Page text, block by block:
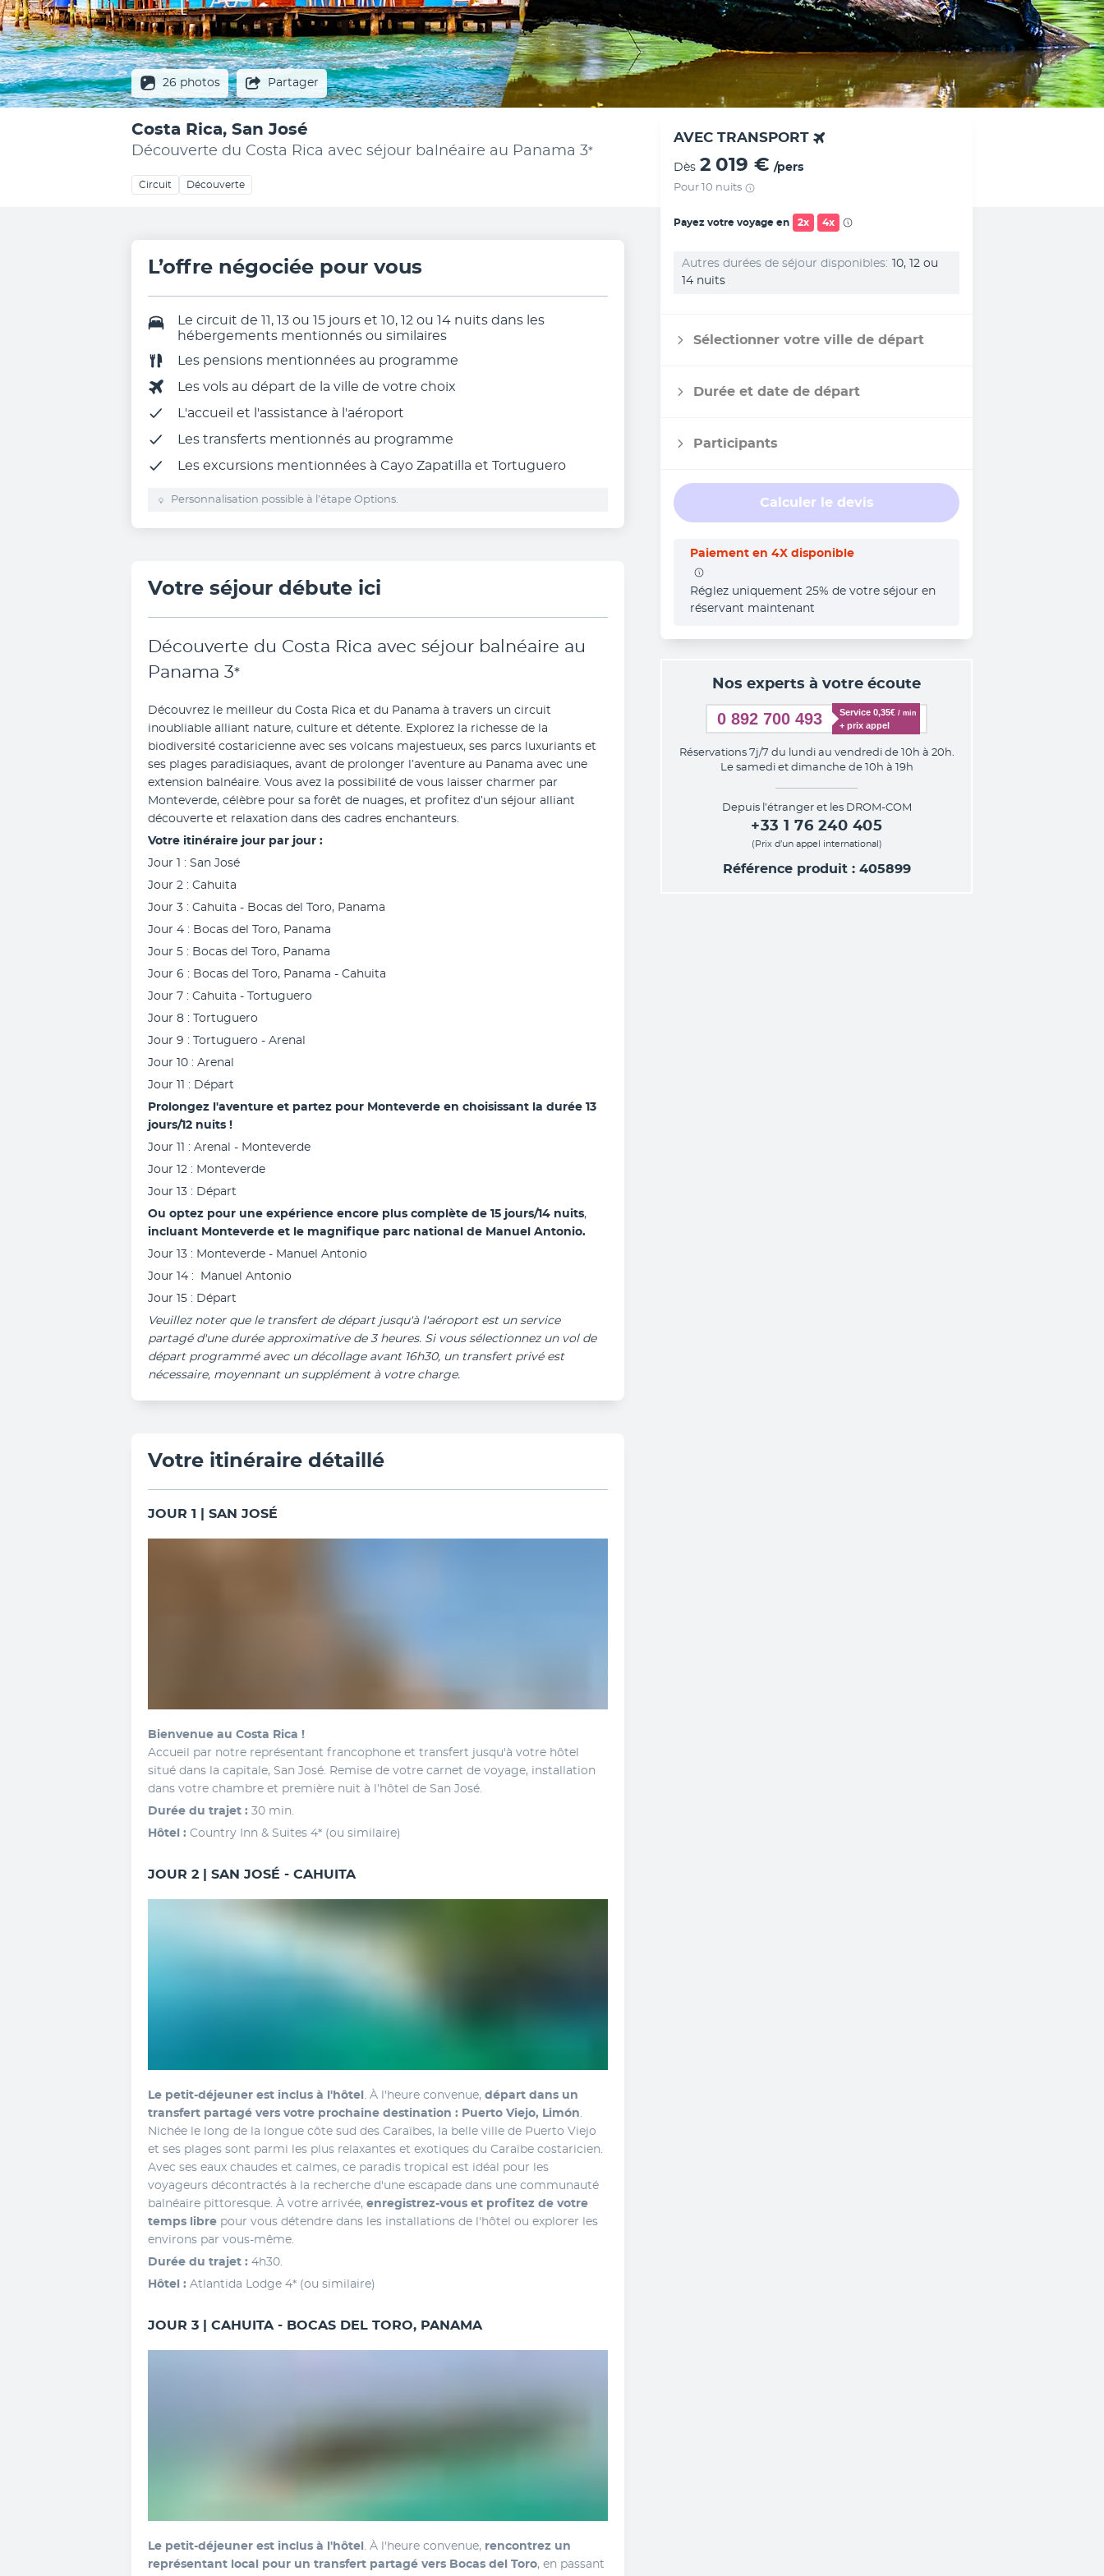
26 photos Partager
Costa Rica, San José
Découverte du Costa Rica avec séjour balnéaire au Panama 3*
Circuit Découverte
AVEC TRANSPORT
Dès 2 019 € /pers
Pour 10 nuits
Payez votre voyage en 2x 4x
Autres durées de séjour disponibles
10, 12 ou
14 nuits
Sélectionner votre ville de départ
Durée et date de départ
Participants
Calculer le devis
Paiement en 4X disponible
Réglez uniquement 25% de votre séjour en
réservant maintenant
Nos experts à votre écoute
0 892 700 493 Service 0,35€ / min
+ prix appel
Réservations 7j/7 du lundi au vendredi de 10h à 20h.
Le samedi et dimanche de 10h à 19h
Depuis l’étranger et les DROM-COM
+33 1 76 240 405
(Prix d’un appel international)
Référence produit : 405899
L’offre négociée pour vous
Le circuit de 11, 13 ou 15 jours et 10, 12 ou 14 nuits dans les
hébergements mentionnés ou similaires
Les pensions mentionnées au programme
Les vols au départ de la ville de votre choix
L'accueil et l'assistance à l'aéroport
Les transferts mentionnés au programme
Les excursions mentionnées à Cayo Zapatilla et Tortuguero
Personnalisation possible à l’étape Options.
Votre séjour débute ici
Découverte du Costa Rica avec séjour balnéaire au
Panama 3*
Découvrez le meilleur du Costa Rica et du Panama à travers un circuit
inoubliable alliant nature, culture et détente. Explorez la richesse de la
biodiversité costaricienne avec ses volcans majestueux, ses parcs luxuriants et
ses plages paradisiaques, avant de prolonger l’aventure au Panama avec une
extension balnéaire. Vous avez la possibilité de vous laisser charmer par
Monteverde, célèbre pour sa forêt de nuages, et profitez d’un séjour alliant
découverte et relaxation dans des cadres enchanteurs.
Votre itinéraire jour par jour :
Jour 1 : San José
Jour 2 : Cahuita
Jour 3 : Cahuita - Bocas del Toro, Panama
Jour 4 : Bocas del Toro, Panama
Jour 5 : Bocas del Toro, Panama
Jour 6 : Bocas del Toro, Panama - Cahuita
Jour 7 : Cahuita - Tortuguero
Jour 8 : Tortuguero
Jour 9 : Tortuguero - Arenal
Jour 10 : Arenal
Jour 11 : Départ
Prolongez l'aventure et partez pour Monteverde en choisissant la durée 13
jours/12 nuits !
Jour 11 : Arenal - Monteverde
Jour 12 : Monteverde
Jour 13 : Départ
Ou optez pour une expérience encore plus complète de 15 jours/14 nuits
incluant Monteverde et le magnifique parc national de Manuel Antonio.
Jour 13 : Monteverde - Manuel Antonio
Jour 14 :  Manuel Antonio
Jour 15 : Départ
Veuillez noter que le transfert de départ jusqu'à l'aéroport est un service
partagé d'une durée approximative de 3 heures. Si vous sélectionnez un vol de
départ programmé avec un décollage avant 16h30, un transfert privé est
nécessaire, moyennant un supplément à votre charge.
Votre itinéraire détaillé
JOUR 1 | SAN JOSÉ
Bienvenue au Costa Rica !
Accueil par notre représentant francophone et transfert jusqu'à votre hôtel
situé dans la capitale, San José. Remise de votre carnet de voyage, installation
dans votre chambre et première nuit à l’hôtel de San José.
Durée du trajet : 30 min.
Hôtel : Country Inn & Suites 4* (ou similaire)
JOUR 2 | SAN JOSÉ - CAHUITA
Le petit-déjeuner est inclus à l'hôtel . À l'heure convenue, départ dans un
transfert partagé vers votre prochaine destination : Puerto Viejo, Limón.
Nichée le long de la longue côte sud des Caraïbes, la belle ville de Puerto Viejo
et ses plages sont parmi les plus relaxantes et exotiques du Caraïbe costaricien.
Avec ses eaux chaudes et calmes, ce paradis tropical est idéal pour les
voyageurs décontractés à la recherche d'une escapade dans une communauté
balnéaire pittoresque. À votre arrivée, enregistrez-vous et profitez de votre
temps libre pour vous détendre dans les installations de l'hôtel ou explorer les
environs par vous-même.
Durée du trajet : 4h30.
Hôtel : Atlantida Lodge 4* (ou similaire)
JOUR 3 | CAHUITA - BOCAS DEL TORO, PANAMA
Le petit-déjeuner est inclus à l'hôtel . À l'heure convenue, rencontrez un
représentant local pour un transfert partagé vers Bocas del Toro, en passant